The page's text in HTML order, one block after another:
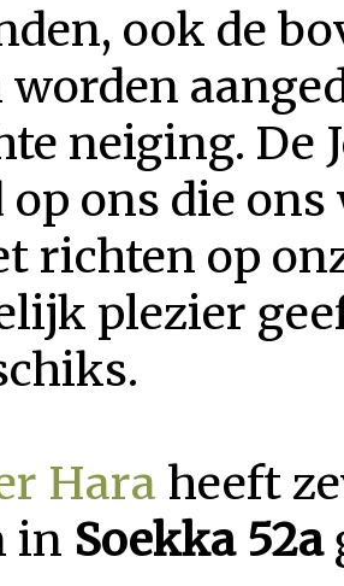
ook de
neiging. De
ons die
richten op
plezier
Hara heeft
in Soekka 52a